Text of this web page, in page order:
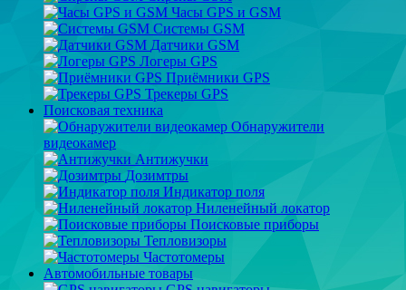
Часы GPS и GSM
Системы GSM
Датчики GSM
Логеры GPS
Приёмники GPS
Трекеры GPS
Поисковая техника
Обнаружители
видеокамер
Антижучки
Дозимтры
Индикатор поля
Ниленейный локатор
Поисковые приборы
Тепловизоры
Частотомеры
Автомобильные товары